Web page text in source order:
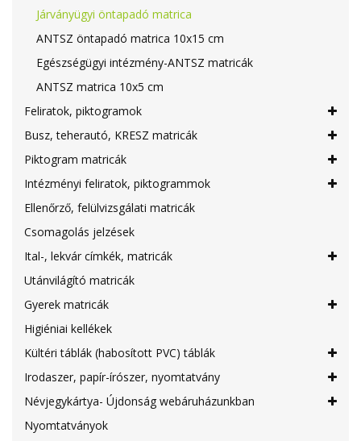
Járványügyi öntapadó matrica
ANTSZ öntapadó matrica 10x15 cm
Egészségügyi intézmény-ANTSZ matricák
ANTSZ matrica 10x5 cm
Feliratok, piktogramok
Busz, teherautó, KRESZ matricák
Piktogram matricák
Intézményi feliratok, piktogrammok
Ellenőrző, felülvizsgálati matricák
Csomagolás jelzések
Ital-, lekvár címkék, matricák
Utánvilágító matricák
Gyerek matricák
Higiéniai kellékek
Kültéri táblák (habosított PVC) táblák
Irodaszer, papír-írószer, nyomtatvány
Névjegykártya- Újdonság webáruházunkban
Nyomtatványok